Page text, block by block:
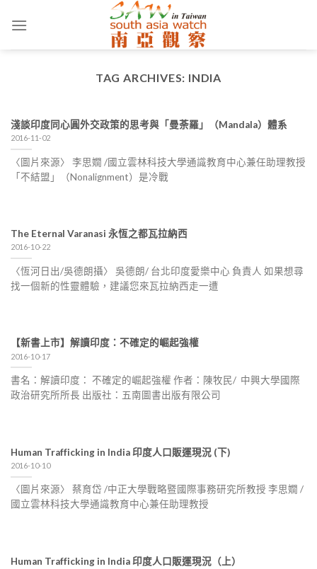
TAG ARCHIVES: INDIA
淺談印度同心圓外交政策的思考與「曼荼羅」（Mandala）體系
2016-11-02
〈圖片來源〉 李思嫺 /國立雲林科技大學通識教育中心兼任助理教授
「不結盟」（Nonalignment）是冷戰
The Eternal Varanasi 永恆之都瓦拉納西
2016-10-22
〈恆河日出/吳德朗攝〉 吳德朗/ 台北印度愛樂中心 負責人 如果想尋
找一個新的性靈體驗，建議您來瓦拉納西走一遭
【新書上市】解讀印度：不確定的崛起強權
2016-10-17
書名：解讀印度： 不確定的崛起強權 作者：陳牧民/ 中興大學國際
政治研究所所長 出版社：五南圖書出版有限公司
Human Trafficking in India 印度人口販運現況 (下)
2016-10-10
〈圖片來源〉 蔡育岱 /中正大學戰略暨國際事務研究所教授 李思嫺 /
國立雲林科技大學通識教育中心兼任助理教授
Human Trafficking in India 印度人口販運現況（上）